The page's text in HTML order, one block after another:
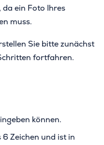
ein Foto Ihres
muss.
Sie bitte zunächst
fortfahren.
können.
Zeichen und ist in